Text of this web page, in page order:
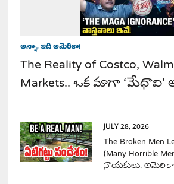
అన్నా, ఇది అమెరికా!
The Reality of Costco,
Markets.. ఒక మాగా ‘మేధావి’
JULY 28, 2026
The Broken Men
(Many Horrible
నాయకులు: